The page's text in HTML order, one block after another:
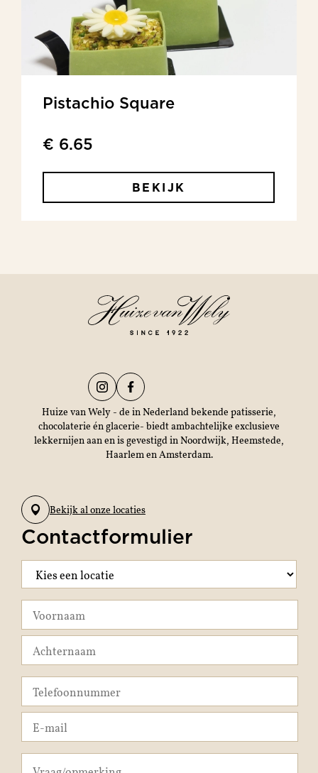
Pistachio Square
€ 6.65
BEKIJK
Huize van Wely - de in Nederland bekende patisserie,
chocolaterie én glacerie- biedt ambachtelijke exclusieve
lekkernijen aan en is gevestigd in Noordwijk, Heemstede,
Haarlem en Amsterdam.
Bekijk al onze locaties
Contactformulier